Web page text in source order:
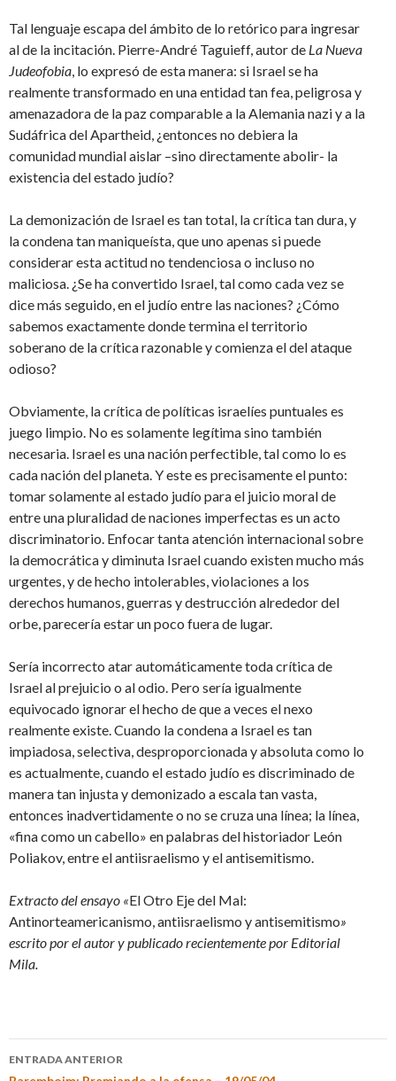
Tal lenguaje escapa del ámbito de lo retórico para ingresar
al de la incitación. Pierre-André Taguieff, autor de La Nueva
Judeofobia , lo expresó de esta manera: si Israel se ha
realmente transformado en una entidad tan fea, peligrosa y
amenazadora de la paz comparable a la Alemania nazi y a la
Sudáfrica del Apartheid, ¿entonces no debiera la
comunidad mundial aislar –sino directamente abolir- la
existencia del estado judío?
La demonización de Israel es tan total, la crítica tan dura, y
la condena tan maniqueísta, que uno apenas si puede
considerar esta actitud no tendenciosa o incluso no
maliciosa. ¿Se ha convertido Israel, tal como cada vez se
dice más seguido, en el judío entre las naciones? ¿Cómo
sabemos exactamente donde termina el territorio
soberano de la crítica razonable y comienza el del ataque
odioso?
Obviamente, la crítica de políticas israelíes puntuales es
juego limpio. No es solamente legítima sino también
necesaria. Israel es una nación perfectible, tal como lo es
cada nación del planeta. Y este es precisamente el punto:
tomar solamente al estado judío para el juicio moral de
entre una pluralidad de naciones imperfectas es un acto
discriminatorio. Enfocar tanta atención internacional sobre
la democrática y diminuta Israel cuando existen mucho más
urgentes, y de hecho intolerables, violaciones a los
derechos humanos, guerras y destrucción alrededor del
orbe, parecería estar un poco fuera de lugar.
Sería incorrecto atar automáticamente toda crítica de
Israel al prejuicio o al odio. Pero sería igualmente
equivocado ignorar el hecho de que a veces el nexo
realmente existe. Cuando la condena a Israel es tan
impiadosa, selectiva, desproporcionada y absoluta como lo
es actualmente, cuando el estado judío es discriminado de
manera tan injusta y demonizado a escala tan vasta,
entonces inadvertidamente o no se cruza una línea; la línea,
«fina como un cabello» en palabras del historiador León
Poliakov, entre el antiisraelismo y el antisemitismo.
Extracto del ensayo «El Otro Eje del Mal:
Antinorteamericanismo, antiisraelismo y antisemitismo»
escrito por el autor y publicado recientemente por Editorial
Mila.
ENTRADA ANTERIOR